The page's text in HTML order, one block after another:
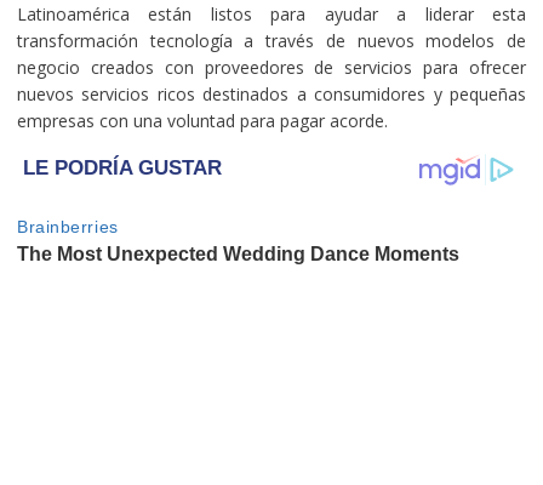
Latinoamérica están listos para ayudar a liderar esta
transformación tecnología a través de nuevos modelos de
negocio creados con proveedores de servicios para ofrecer
nuevos servicios ricos destinados a consumidores y pequeñas
empresas con una voluntad para pagar acorde.